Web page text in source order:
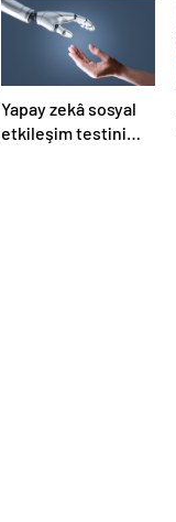
Yapay zekâ sosyal
etkileşim testini